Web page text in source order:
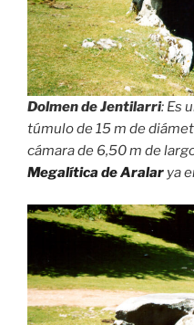
Dolmen de Jentilarri: Es
túmulo de 15 m de
cámara de 6,50 m de
Megalítica de Aralar ya